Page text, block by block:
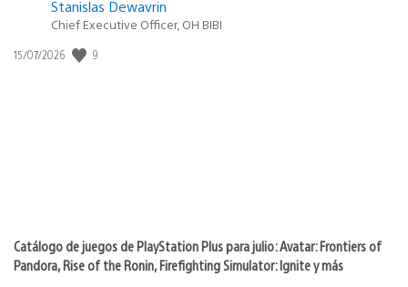
Stanislas Dewavrin
Chief Executive Officer, OH BIBI
Fecha
15/07/2026 9
Catálogo de juegos de PlayStation Plus para julio: Avatar: Frontiers of
Pandora, Rise of the Ronin, Firefighting Simulator: Ignite y más